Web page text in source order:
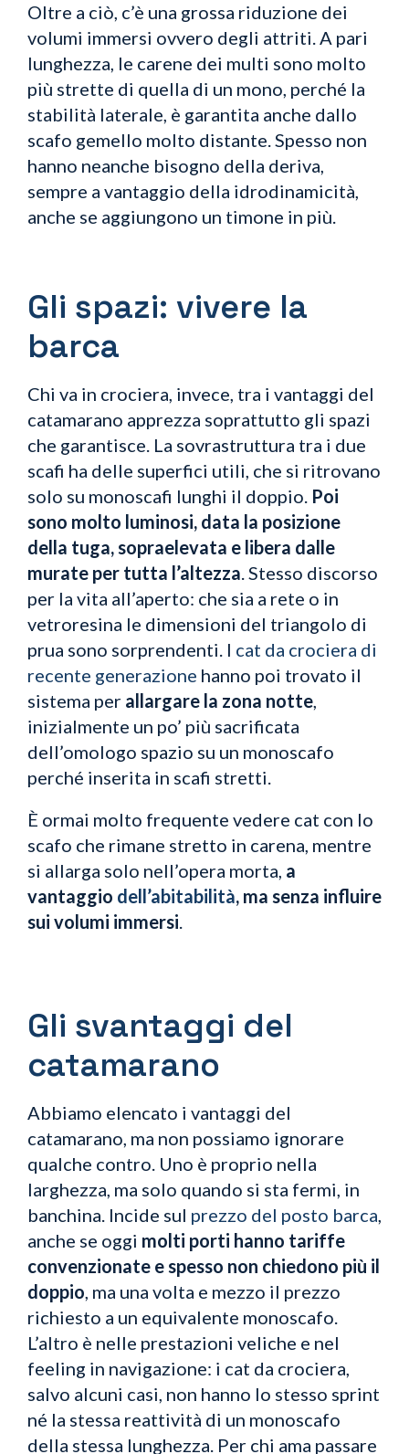
Oltre a ciò, c’è una grossa riduzione dei
volumi immersi ovvero degli attriti. A pari
lunghezza, le carene dei multi sono molto
più strette di quella di un mono, perché la
stabilità laterale, è garantita anche dallo
scafo gemello molto distante. Spesso non
hanno neanche bisogno della deriva,
sempre a vantaggio della idrodinamicità,
anche se aggiungono un timone in più.
Gli spazi: vivere la
barca
Chi va in crociera, invece, tra i vantaggi del
catamarano apprezza soprattutto gli spazi
che garantisce. La sovrastruttura tra i due
scafi ha delle superfici utili, che si ritrovano
solo su monoscafi lunghi il doppio. Poi
sono molto luminosi, data la posizione
della tuga, sopraelevata e libera dalle
murate per tutta l’altezza. Stesso discorso
per la vita all’aperto: che sia a rete o in
vetroresina le dimensioni del triangolo di
prua sono sorprendenti. I cat da crociera di
recente generazione hanno poi trovato il
sistema per allargare la zona notte,
inizialmente un po’ più sacrificata
dell’omologo spazio su un monoscafo
perché inserita in scafi stretti.
È ormai molto frequente vedere cat con lo
scafo che rimane stretto in carena, mentre
si allarga solo nell’opera morta, a
vantaggio dell’abitabilità, ma senza influire
sui volumi immersi.
Gli svantaggi del
catamarano
Abbiamo elencato i vantaggi del
catamarano, ma non possiamo ignorare
qualche contro. Uno è proprio nella
larghezza, ma solo quando si sta fermi, in
banchina. Incide sul prezzo del posto barca,
anche se oggi molti porti hanno tariffe
convenzionate e spesso non chiedono più il
doppio, ma una volta e mezzo il prezzo
richiesto a un equivalente monoscafo.
L’altro è nelle prestazioni veliche e nel
feeling in navigazione: i cat da crociera,
salvo alcuni casi, non hanno lo stesso sprint
né la stessa reattività di un monoscafo
della stessa lunghezza. Per chi ama passare